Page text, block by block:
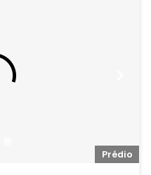
Prédio